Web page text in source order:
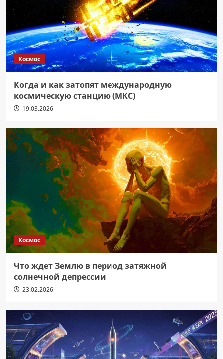
Космос
Когда и как затопят международную
космическую станцию (МКС)
19.03.2026
Космос
Что ждет Землю в период затяжной
солнечной депрессии
23.02.2026